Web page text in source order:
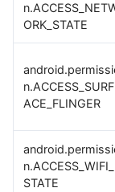
ORK_STATE
n.ACCESS_SURF
ACE_FLINGER
n.ACCESS_WIFI_
STATE